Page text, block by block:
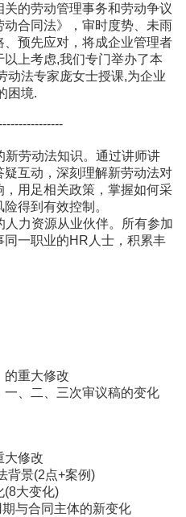
的劳动管理事务和劳动争议
合同法》，审时度势、未雨
预先应对，将成企业管理者
上考虑,我们专门举办了本
动法专家庞女士授课,为企业
困境.
劳动法知识。通过讲师讲
互动，深刻理解新劳动法对
用足相关政策，掌握如何采
得到有效控制。
力资源从业伙伴。所有参加
一职业的HR人士，积累丰
的重大修改
、二、三次审议稿的变化
大修改
背景(2点+案例)
(8大变化)
与合同主体的新变化